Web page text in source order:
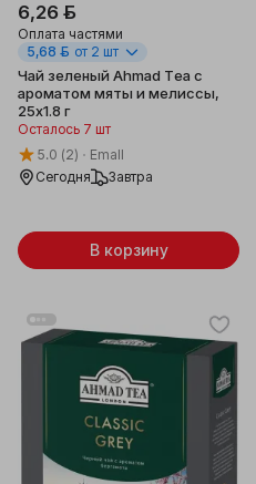
6,26 ƃ
Оплата частями
5,68 ƃ от 2 шт
Чай зеленый Ahmad Tea с
ароматом мяты и мелиссы,
25х1.8 г
Осталось 7 шт
5.0 (2)
Emall
Сегодня
Завтра
В корзину